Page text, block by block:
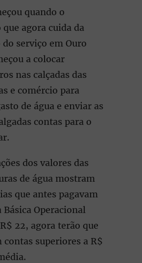
quando o
agora cuida da
do serviço em Ouro
a colocar
nas calçadas das
e comércio para
de água e enviar as
contas para o
dos valores das
de água mostram
que antes pagavam
Básica Operacional
22, agora terão que
contas superiores a R$